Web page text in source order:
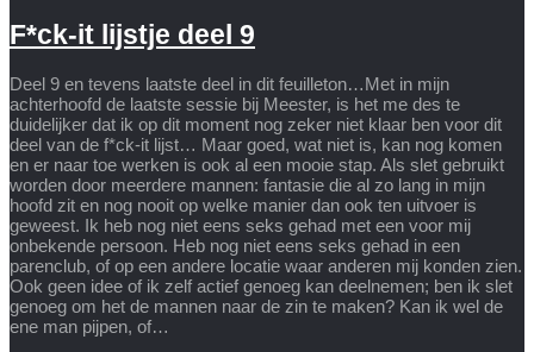
F*ck-it lijstje deel 9
Deel 9 en tevens laatste deel in dit feuilleton…Met in mijn
achterhoofd de laatste sessie bij Meester, is het me des te
duidelijker dat ik op dit moment nog zeker niet klaar ben voor dit
deel van de f*ck-it lijst… Maar goed, wat niet is, kan nog komen
en er naar toe werken is ook al een mooie stap. Als slet gebruikt
worden door meerdere mannen: fantasie die al zo lang in mijn
hoofd zit en nog nooit op welke manier dan ook ten uitvoer is
geweest. Ik heb nog niet eens seks gehad met een voor mij
onbekende persoon. Heb nog niet eens seks gehad in een
parenclub, of op een andere locatie waar anderen mij konden zien.
Ook geen idee of ik zelf actief genoeg kan deelnemen; ben ik slet
genoeg om het de mannen naar de zin te maken? Kan ik wel de
ene man pijpen, of…